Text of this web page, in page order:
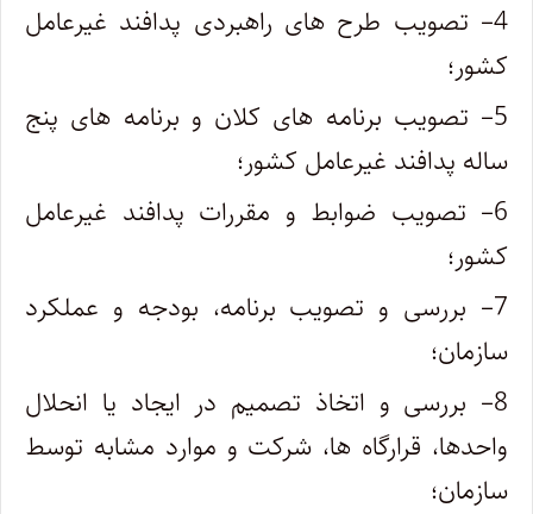
4– تصویب طرح های راهبردی پدافند غیرعامل
کشور؛
5– تصویب برنامه های کلان و برنامه های پنج
ساله پدافند غیرعامل کشور؛
6– تصویب ضوابط و مقررات پدافند غیرعامل
کشور؛
7– بررسی و تصویب برنامه، بودجه و عملکرد
سازمان؛
8– بررسی و اتخاذ تصمیم در ایجاد یا انحلال
واحدها، قرارگاه ها، شرکت و موارد مشابه توسط
سازمان؛